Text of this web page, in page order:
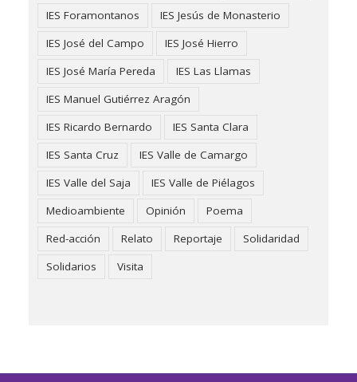
IES Foramontanos
IES Jesús de Monasterio
IES José del Campo
IES José Hierro
IES José María Pereda
IES Las Llamas
IES Manuel Gutiérrez Aragón
IES Ricardo Bernardo
IES Santa Clara
IES Santa Cruz
IES Valle de Camargo
IES Valle del Saja
IES Valle de Piélagos
Medioambiente
Opinión
Poema
Red-acción
Relato Reportaje
Solidaridad
Solidarios
Visita